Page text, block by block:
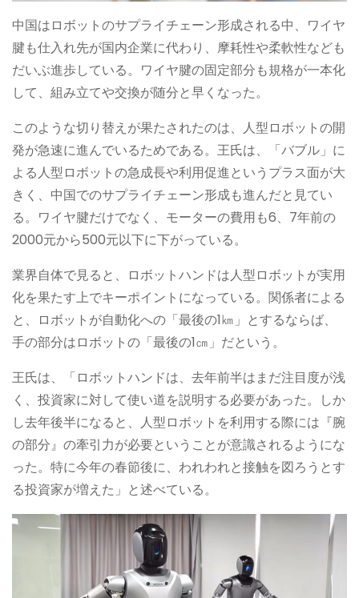
中国はロボットのサプライチェーン形成される中、ワイヤ
腱も仕入れ先が国内企業に代わり、摩耗性や柔軟性なども
だいぶ進歩している。ワイヤ腱の固定部分も規格が一本化
して、組み立てや交換が随分と早くなった。
このような切り替えが果たされたのは、人型ロボットの開
発が急速に進んでいるためである。王氏は、「バブル」に
よる人型ロボットの急成長や利用促進というプラス面が大
きく、中国でのサプライチェーン形成も進んだと見てい
る。ワイヤ腱だけでなく、モーターの費用も6、7年前の
2000元から500元以下に下がっている。
業界自体で見ると、ロボットハンドは人型ロボットが実用
化を果たす上でキーポイントになっている。関係者による
と、ロボットが自動化への「最後の1㎞」とするならば、
手の部分はロボットの「最後の1㎝」だという。
王氏は、「ロボットハンドは、去年前半はまだ注目度が浅
く、投資家に対して使い道を説明する必要があった。しか
し去年後半になると、人型ロボットを利用する際には『腕
の部分』の牽引力が必要ということが意識されるようにな
った。特に今年の春節後に、われわれと接触を図ろうとす
る投資家が増えた」と述べている。